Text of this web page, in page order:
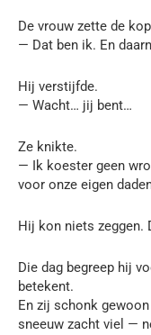
De vrouw zette de
— Dat ben ik. En
Hij verstijfde.
— Wacht… jij bent…
Ze knikte.
— Ik koester geen
voor onze eigen
Hij kon niets zeggen.
Die dag begreep hij
betekent.
En zij schonk
sneeuw zacht viel —